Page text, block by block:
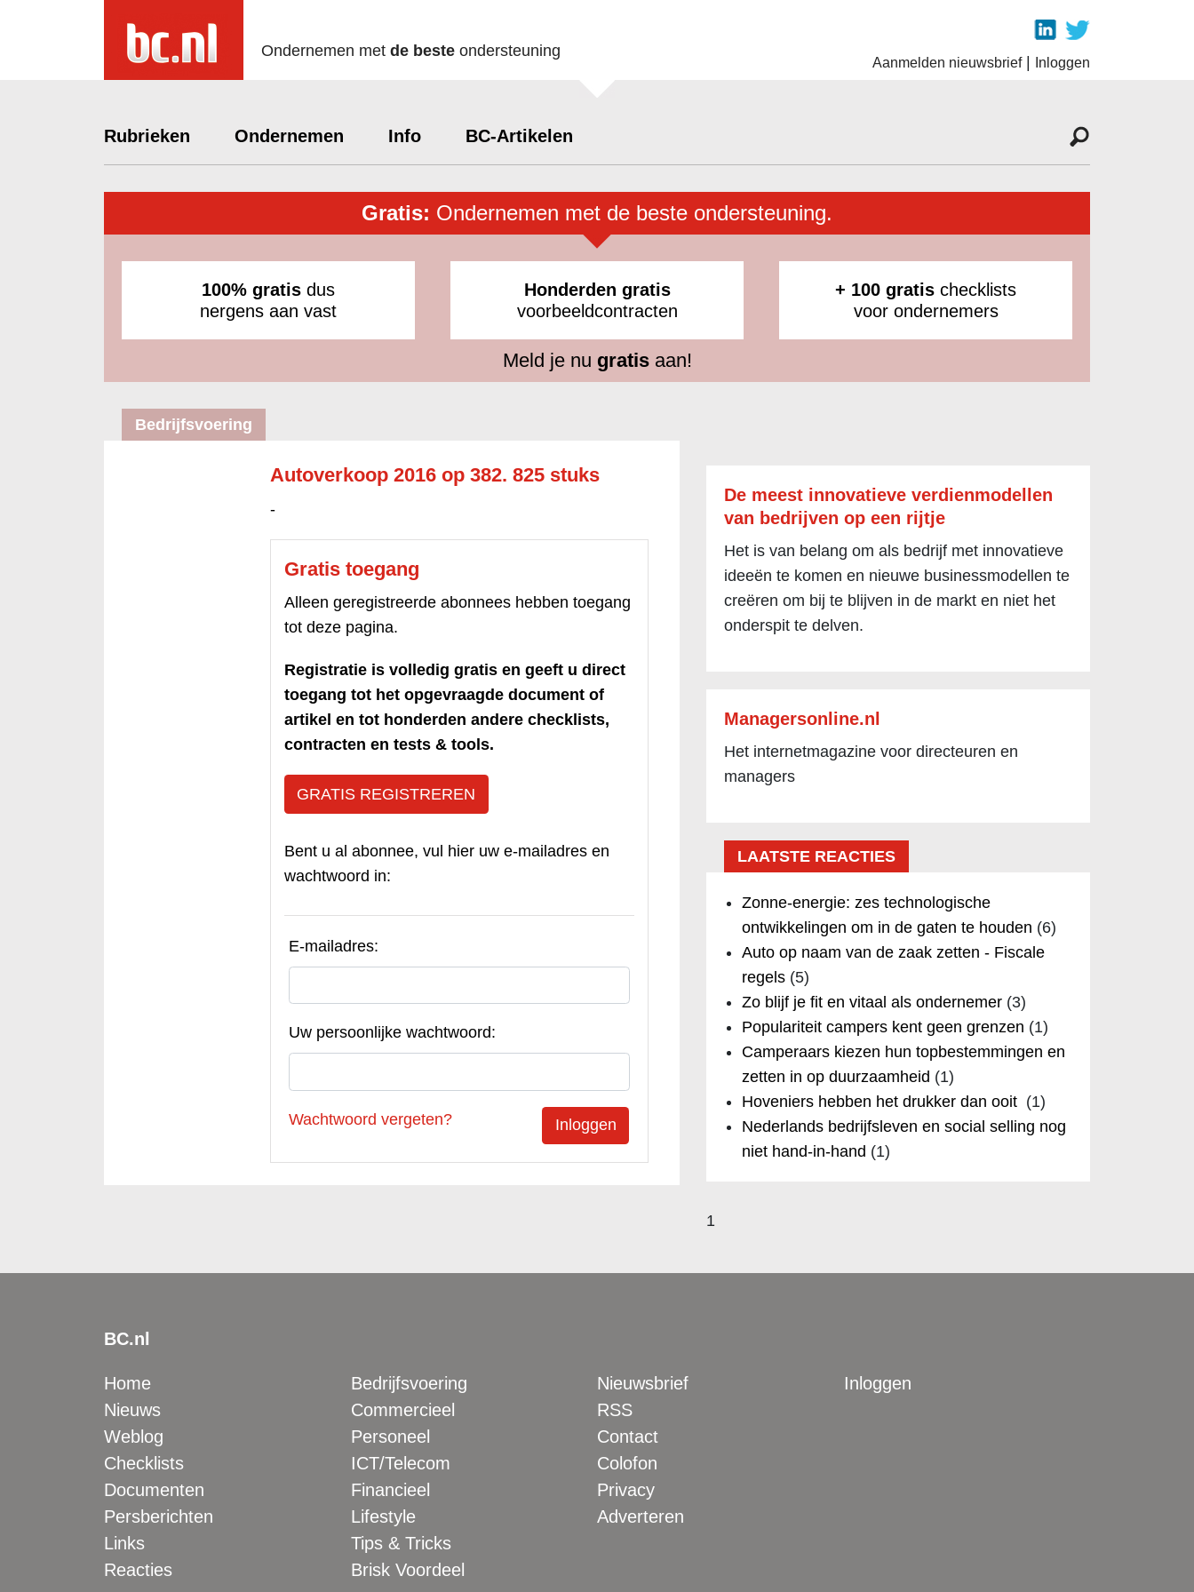
Ondernemen met de beste ondersteuning
Aanmelden nieuwsbrief| Inloggen
Rubrieken Ondernemen Info BC-Artikelen
Gratis: Ondernemen met de beste ondersteuning.
100% gratis dus
nergens aan vast
Honderden gratis
voorbeeldcontracten
+ 100 gratis checklists
voor ondernemers
Meld je nu gratisaan!
Bedrijfsvoering
Autoverkoop 2016 op 382. 825 stuks
-
Gratis toegang
Alleen geregistreerde abonnees hebben toegang
tot deze pagina.
Registratie is volledig gratis en geeft u direct
toegang tot het opgevraagde document of
artikel en tot honderden andere checklists,
contracten en tests & tools.
GRATIS REGISTREREN
Bent u al abonnee, vul hier uw e-mailadres en
wachtwoord in:
E-mailadres:
Uw persoonlijke wachtwoord:
Wachtwoord vergeten?
De meest innovatieve verdienmodellen
van bedrijven op een rijtje
Het is van belang om als bedrijf met innovatieve
ideeën te komen en nieuwe businessmodellen te
creëren om bij te blijven in de markt en niet het
onderspit te delven.
Managersonline.nl
Het internetmagazine voor directeuren en
managers
LAATSTE REACTIES
Zonne-energie: zes technologische
ontwikkelingen om in de gaten te houden (6)
Auto op naam van de zaak zetten - Fiscale
regels(5)
Zo blijf je fit en vitaal als ondernemer(3)
Populariteit campers kent geen grenzen (1)
Camperaars kiezen hun topbestemmingen en
zetten in op duurzaamheid (1)
Hoveniers hebben het drukker dan ooit (1)
Nederlands bedrijfsleven en social selling nog
niet hand-in-hand (1)
1
BC.nl
Home
Nieuws
Weblog
Checklists
Documenten
Persberichten
Links
Reacties
Bedrijfsvoering
Commercieel
Personeel
ICT/Telecom
Financieel
Lifestyle
Tips & Tricks
Brisk Voordeel
Nieuwsbrief
RSS
Contact
Colofon
Privacy
Adverteren
Inloggen